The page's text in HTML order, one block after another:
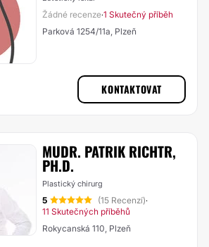
Žádné recenze·1 Skutečný příběh
Parková 1254/11a, Plzeň
KONTAKTOVAT
MUDR. PATRIK RICHTR,
PH.D.
Plastický chirurg
5 (15 Recenzí)·
11 Skutečných příběhů
Rokycanská 110, Plzeň